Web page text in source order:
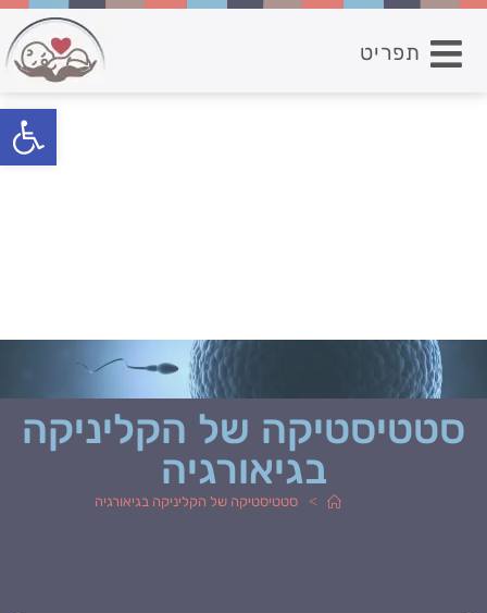
תפריט
סטטיסטיקה של הקליניקה
בגיאורגיה
> סטטיסטיקה של הקליניקה בגיאורגיה
פתח סרגל נגישות